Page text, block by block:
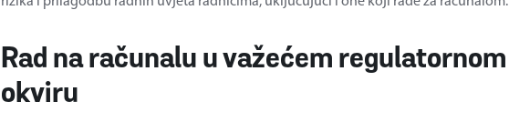
Rad na računalu u važećem regulatornom
okviru